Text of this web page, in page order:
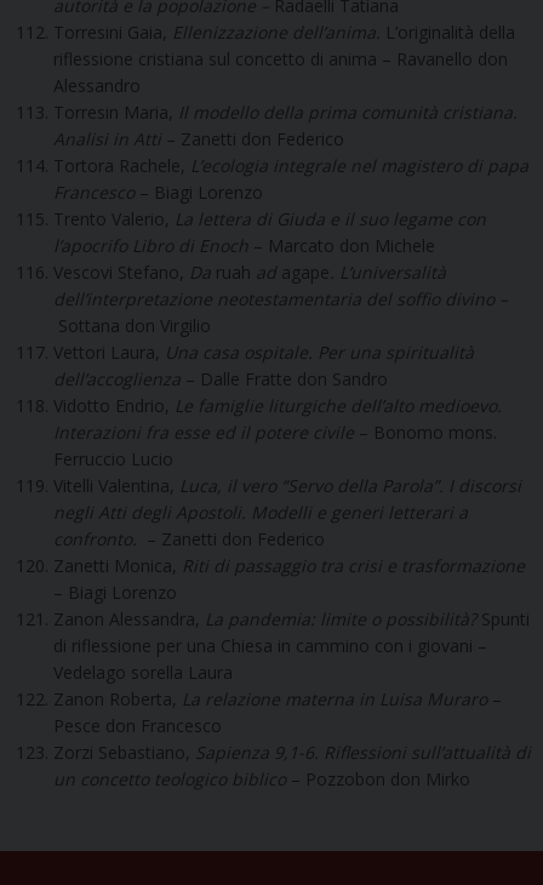
autorità e la popolazione –
Radaelli Tatiana
Torresini Gaia, Ellenizzazione dell’anima. L’originalità della
riflessione cristiana sul concetto di anima – Ravanello don
Alessandro
Torresin Maria, Il modello della prima comunità cristiana.
Analisi in Atti – Zanetti don Federico
Tortora Rachele, L’ecologia integrale nel magistero di papa
Francesco – Biagi Lorenzo
Trento Valerio, La lettera di Giuda e il suo legame con
l’apocrifo Libro di Enoch – Marcato don Michele
Vescovi Stefano, Da ruah ad agape . L’universalità
dell’interpretazione neotestamentaria del soffio divino –
Sottana don Virgilio
Vettori Laura, Una casa ospitale. Per una spiritualità
dell’accoglienza – Dalle Fratte don Sandro
Vidotto Endrio, Le famiglie liturgiche dell’alto medioevo.
Interazioni fra esse ed il potere civile – Bonomo mons.
Ferruccio Lucio
Vitelli Valentina, Luca, il vero “Servo della Parola”. I discorsi
negli Atti degli Apostoli. Modelli e generi letterari a
confronto.
– Zanetti don Federico
Zanetti Monica, Riti di passaggio tra crisi e trasformazione
– Biagi Lorenzo
Zanon Alessandra, La pandemia: limite o possibilità? Spunti
di riflessione per una Chiesa in cammino con i giovani –
Vedelago sorella Laura
Zanon Roberta, La relazione materna in Luisa Muraro –
Pesce don Francesco
Zorzi Sebastiano, Sapienza 9,1-6. Riflessioni sull’attualità di
un concetto teologico biblico – Pozzobon don Mirko